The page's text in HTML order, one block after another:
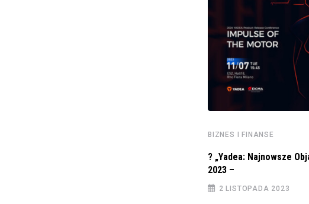
BIZNES I FINANSE
? „Yadea: Najnowsze
2023 –
2 LISTOPADA 2023